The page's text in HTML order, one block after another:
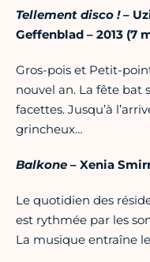
Tellement disco !–
Geffenblad – 2013 (7
Gros-pois et Petit-
nouvel an. La fête bat
facettes. Jusqu’à
grincheux…
Balkone – Xenia
Le quotidien des
est rythmée par les
La musique entraîne